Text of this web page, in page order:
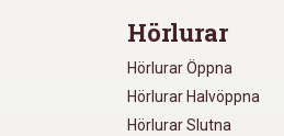
Hörlurar
Hörlurar Öppna
Hörlurar Halvöppna
Hörlurar Slutna